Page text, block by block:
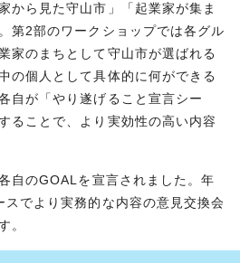
から見た守山市」「起業家が集ま
第2部のワークショップでは各グル
家のまちとして守山市が選ばれる
の個人として具体的に何ができる
自が「やり遂げること宣言シー
ることで、より実効性の高い内容
自のGOALを宣言されました。年
スでより実務的な内容の意見交換会
。